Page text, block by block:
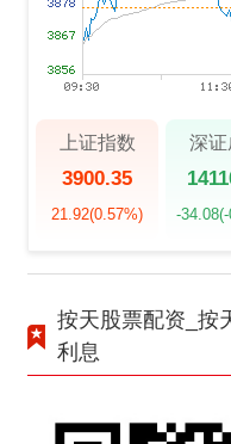
上证指数
3900.35
21.92(0.57%)
深证
-34.08
按天股票配资_按
利息